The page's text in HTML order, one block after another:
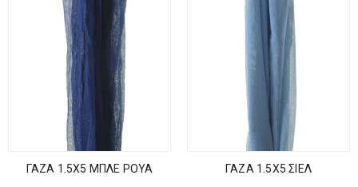
ΓΑΖΑ 1.5Χ5 ΜΠΛΕ ΡΟΥΑ ΓΑΖΑ 1.5Χ5 ΣΙΕΛ